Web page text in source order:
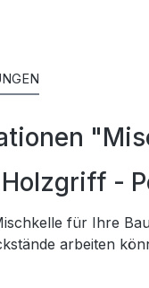
-
für Ihre
arbeiten